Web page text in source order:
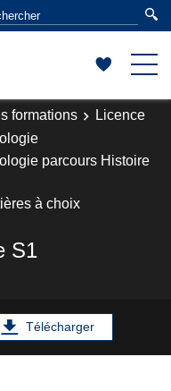
formations
Licence
parcours Histoire
à choix
S1
Télécharger